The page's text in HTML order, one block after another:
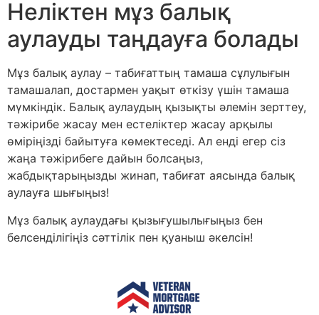
Неліктен мұз балық
аулауды таңдауға болады
Мұз балық аулау – табиғаттың тамаша сұлулығын
тамашалап, достармен уақыт өткізу үшін тамаша
мүмкіндік. Балық аулаудың қызықты әлемін зерттеу,
тәжірибе жасау мен естеліктер жасау арқылы
өміріңізді байытуға көмектеседі. Ал енді егер сіз
жаңа тәжірибеге дайын болсаңыз,
жабдықтарыңызды жинап, табиғат аясында балық
аулауға шығыңыз!
Мұз балық аулаудағы қызығушылығыңыз бен
белсенділігіңіз сәттілік пен қуаныш әкелсін!